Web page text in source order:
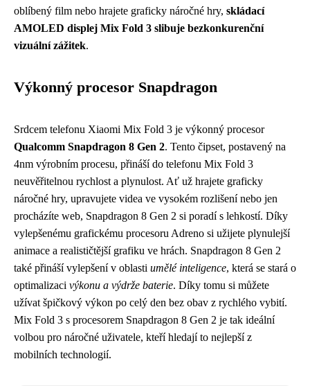
oblíbený film nebo hrajete graficky náročné hry, skládací
AMOLED displej Mix Fold 3 slibuje bezkonkurenční
vizuální zážitek.
Výkonný procesor Snapdragon
Srdcem telefonu Xiaomi Mix Fold 3 je výkonný procesor
Qualcomm Snapdragon 8 Gen 2. Tento čipset, postavený na
4nm výrobním procesu, přináší do telefonu Mix Fold 3
neuvěřitelnou rychlost a plynulost. Ať už hrajete graficky
náročné hry, upravujete videa ve vysokém rozlišení nebo jen
procházíte web, Snapdragon 8 Gen 2 si poradí s lehkostí. Díky
vylepšenému grafickému procesoru Adreno si užijete plynulejší
animace a realističtější grafiku ve hrách. Snapdragon 8 Gen 2
také přináší vylepšení v oblasti umělé inteligence, která se stará o
optimalizaci výkonu a výdrže baterie. Díky tomu si můžete
užívat špičkový výkon po celý den bez obav z rychlého vybití.
Mix Fold 3 s procesorem Snapdragon 8 Gen 2 je tak ideální
volbou pro náročné uživatele, kteří hledají to nejlepší z
mobilních technologií.